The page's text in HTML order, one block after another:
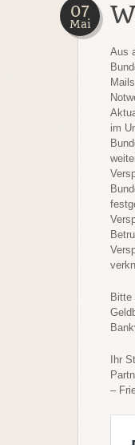
07
Mai
Aus
im
Bitte
Ihr
–